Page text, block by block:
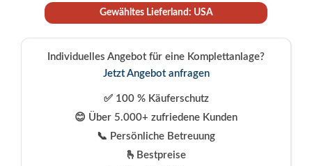
Gewähltes Lieferland: USA
Individuelles Angebot für eine Komplettanlage?
Jetzt Angebot anfragen
✅ 100 % Käuferschutz
😊 Über 5.000+ zufriedene Kunden
📞 Persönliche Betreuung
🫰Bestpreise